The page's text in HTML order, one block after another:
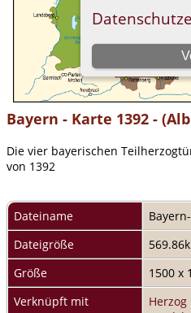
Bayern - Karte 1392 -
Die vier bayerischen
von 1392
Dateiname
Dateigröße
569.86k
Größe
1500 x
Verknüpft mit